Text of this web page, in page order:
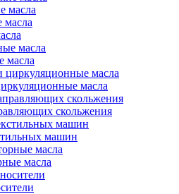
масла
масла
масла
скольжения
машин
масла